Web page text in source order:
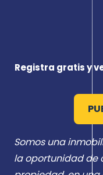
Somos una
la oportunidad de
Registra gratis y